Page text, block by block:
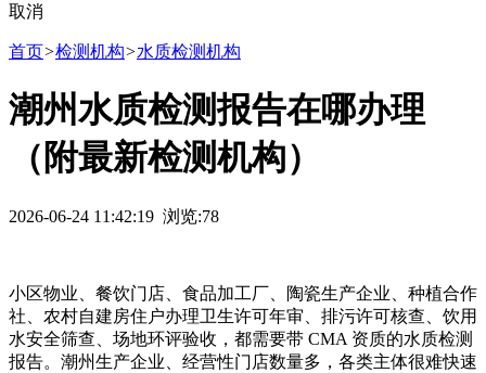
取消
首页>检测机构>水质检测机构
潮州水质检测报告在哪办理
（附最新检测机构）
2026-06-24 11:42:19 浏览:78
小区物业、餐饮门店、食品加工厂、陶瓷生产企业、种植合作
社、农村自建房住户办理卫生许可年审、排污许可核查、饮用
水安全筛查、场地环评验收，都需要带 CMA 资质的水质检测
报告。潮州生产企业、经营性门店数量多，各类主体很难快速